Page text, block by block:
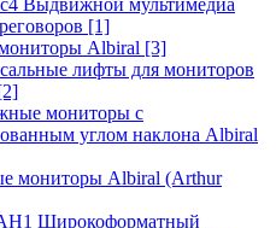
Выдвижной мультимедиа
[1]
Albiral [3]
лифты для мониторов
мониторы с
углом наклона Albiral
мониторы Albiral (Arthur
Широкоформатный